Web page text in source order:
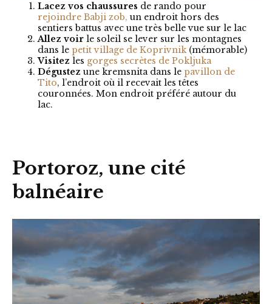
Lacez vos chaussures de rando pour
rejoindre Babji zob, un endroit hors des
sentiers battus avec une très belle vue sur le lac
Allez voir le soleil se lever sur les montagnes
dans le petit village de Koprivnik (mémorable)
Visitez les gorges secrètes de Pokljuka
Dégustez une kremsnita dans le pavillon de
Tito, l’endroit où il recevait les têtes
couronnées. Mon endroit préféré autour du
lac.
Portoroz, une cité
balnéaire